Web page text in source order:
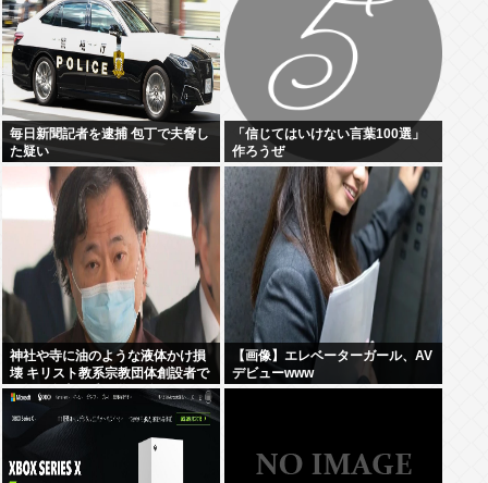
毎日新聞記者を逮捕 包丁で夫脅し
た疑い
「信じてはいけない言葉100選」
作ろうぜ
神社や寺に油のような液体かけ損
壊 キリスト教系宗教団体創設者で
医師の金山昌秀に懲役1年6か月、
【画像】エレベーターガール、AV
デビューwww